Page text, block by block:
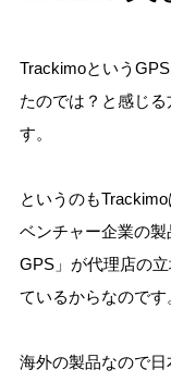
Trackimoという
たのでは？と感じ
す。
というのも
ベンチャー企業の
GPS」が代理店の
ているからなのです
海外の製品なので